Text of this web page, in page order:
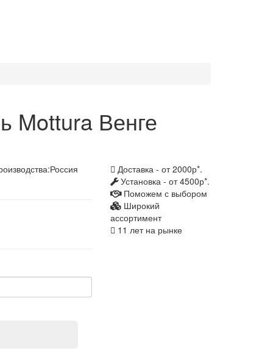
Mottura Венге
Россия
Доставка - от 2000р*.
Установка - от 4500р*.
Поможем с выбором
Широкий
ассортимент
11 лет на рынке